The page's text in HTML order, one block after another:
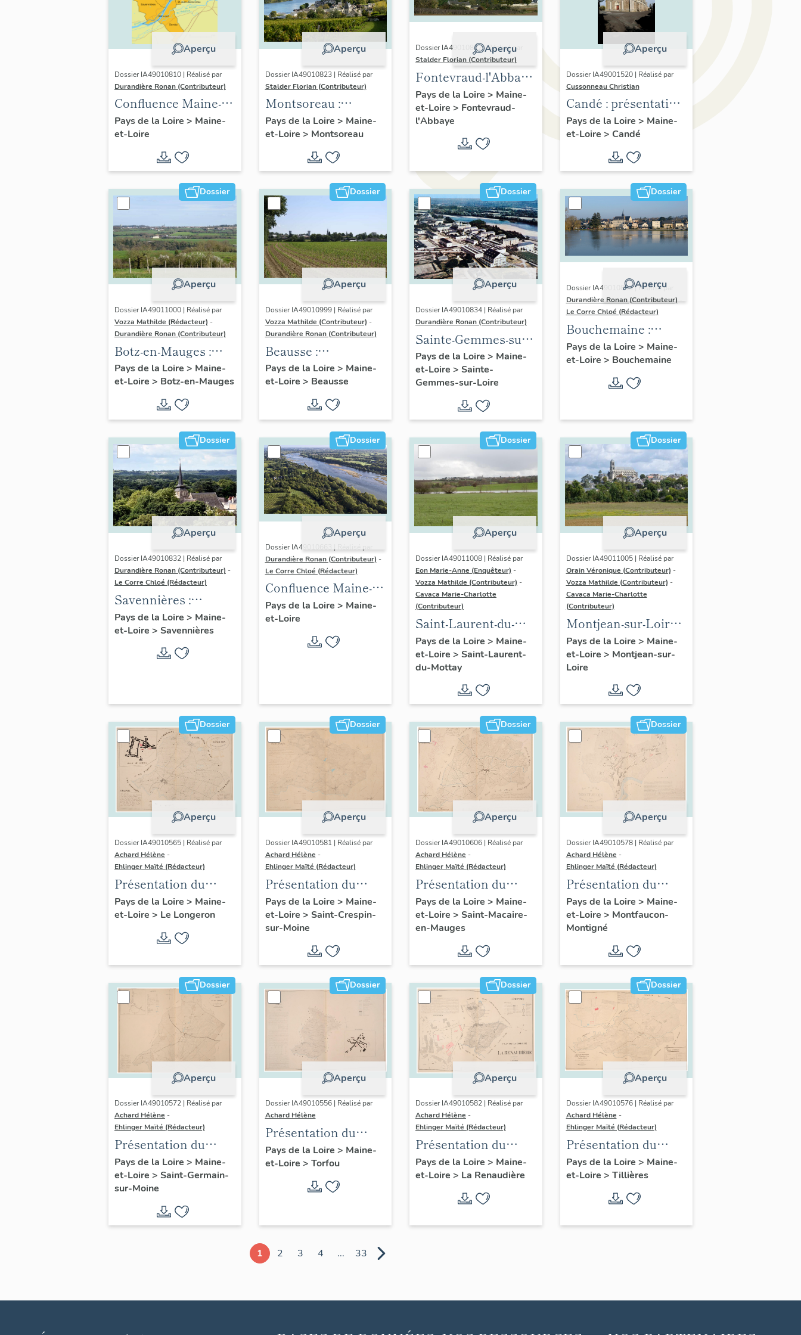
Aperçu
Dossier IA49010810 | Réalisé par
Durandière Ronan (Contributeur)
Confluence Maine-
Loire : présentation
de l'opération
thématique
Pays de la Loire > Maine-
et-Loire
Aperçu
Dossier IA49010823 | Réalisé par
Stalder Florian (Contributeur)
Montsoreau :
présentation de la
commune
Pays de la Loire > Maine-
et-Loire > Montsoreau
Aperçu
Dossier IA49010822 | Réalisé par
Stalder Florian (Contributeur)
Fontevraud-l'Abbaye
: présentation de la
commune
Pays de la Loire > Maine-
et-Loire > Fontevraud-
l'Abbaye
Aperçu
Dossier IA49001520 | Réalisé par
Cussonneau Christian
Candé : présentation
de la commune
Pays de la Loire > Maine-
et-Loire > Candé
Dossier
Aperçu
Dossier IA49011000 | Réalisé par
Vozza Mathilde (Rédacteur) -
Durandière Ronan (Contributeur)
Botz-en-Mauges :
présentation de la
commune
Pays de la Loire > Maine-
et-Loire > Botz-en-Mauges
Dossier
Aperçu
Dossier IA49010999 | Réalisé par
Vozza Mathilde (Contributeur) -
Durandière Ronan (Contributeur)
Beausse :
présentation de la
commune
Pays de la Loire > Maine-
et-Loire > Beausse
Dossier
Aperçu
Dossier IA49010834 | Réalisé par
Durandière Ronan (Contributeur)
Sainte-Gemmes-sur-
Loire : présentation
de la commune
Pays de la Loire > Maine-
et-Loire > Sainte-
Gemmes-sur-Loire
Dossier
Aperçu
Dossier IA49010833 | Réalisé par
Durandière Ronan (Contributeur)
Le Corre Chloé (Rédacteur)
Bouchemaine :
présentation de la
commune
Pays de la Loire > Maine-
et-Loire > Bouchemaine
Dossier
Aperçu
Dossier IA49010832 | Réalisé par
Durandière Ronan (Contributeur) -
Le Corre Chloé (Rédacteur)
Savennières :
présentation de la
commune
Pays de la Loire > Maine-
et-Loire > Savennières
Dossier
Aperçu
Dossier IA49010663 | Réalisé par
Durandière Ronan (Contributeur) -
Le Corre Chloé (Rédacteur)
Confluence Maine-
Loire : présentation
de l'aire d'étude
Pays de la Loire > Maine-
et-Loire
Dossier
Aperçu
Dossier IA49011008 | Réalisé par
Eon Marie-Anne (Enquêteur) -
Vozza Mathilde (Contributeur) -
Cavaca Marie-Charlotte
(Contributeur)
Saint-Laurent-du-
Mottay :
présentation de la
commune
Pays de la Loire > Maine-
et-Loire > Saint-Laurent-
du-Mottay
Dossier
Aperçu
Dossier IA49011005 | Réalisé par
Orain Véronique (Contributeur) -
Vozza Mathilde (Contributeur) -
Cavaca Marie-Charlotte
(Contributeur)
Montjean-sur-Loire :
présentation de la
commune
Pays de la Loire > Maine-
et-Loire > Montjean-sur-
Loire
Dossier
Aperçu
Dossier IA49010565 | Réalisé par
Achard Hélène -
Ehlinger Maïté (Rédacteur)
Présentation du
patrimoine
industriel de la
commune du
Pays de la Loire > Maine-
et-Loire > Le Longeron
Dossier
Aperçu
Dossier IA49010581 | Réalisé par
Achard Hélène -
Ehlinger Maïté (Rédacteur)
Présentation du
patrimoine
industriel de la
commune de Saint-
Crespin-sur-Moine
Pays de la Loire > Maine-
et-Loire > Saint-Crespin-
sur-Moine
Dossier
Aperçu
Dossier IA49010606 | Réalisé par
Achard Hélène -
Ehlinger Maïté (Rédacteur)
Présentation du
patrimoine
industriel de la
commune de Saint-
Macaire-en-Mauges
Pays de la Loire > Maine-
et-Loire > Saint-Macaire-
en-Mauges
Dossier
Aperçu
Dossier IA49010578 | Réalisé par
Achard Hélène -
Ehlinger Maïté (Rédacteur)
Présentation du
patrimoine
industriel de la
commune de
Montfaucon-
Montigné
Pays de la Loire > Maine-
et-Loire > Montfaucon-
Montigné
Dossier
Aperçu
Dossier IA49010572 | Réalisé par
Achard Hélène -
Ehlinger Maïté (Rédacteur)
Présentation du
patrimoine
industriel de la
commune de Saint-
Germain-sur-Moine
Pays de la Loire > Maine-
et-Loire > Saint-Germain-
sur-Moine
Dossier
Aperçu
Dossier IA49010556 | Réalisé par
Achard Hélène
Présentation du
patrimoine
industriel de la
commune de Torfou
Pays de la Loire > Maine-
et-Loire > Torfou
Dossier
Aperçu
Dossier IA49010582 | Réalisé par
Achard Hélène -
Ehlinger Maïté (Rédacteur)
Présentation du
patrimoine
industriel de la
commune de La
Pays de la Loire > Maine-
et-Loire > La Renaudière
Dossier
Aperçu
Dossier IA49010576 | Réalisé par
Achard Hélène -
Ehlinger Maïté (Rédacteur)
Présentation du
patrimoine
industriel de la
commune de
Pays de la Loire > Maine-
et-Loire > Tillières
1 2 3 4 ... 33